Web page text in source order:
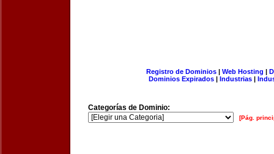
Registro de Dominios| Web Hosting |
Dominios Expirados | Industrias |
Categorías de Dominio:
[Pág.